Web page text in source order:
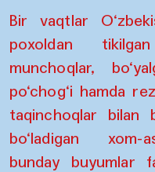
Bir vaqtlar
poxoldan
munchoqlar,
po‘chog‘i hamda
taqinchoqlar bilan
bo‘ladigan xom-
bunday buyumlar